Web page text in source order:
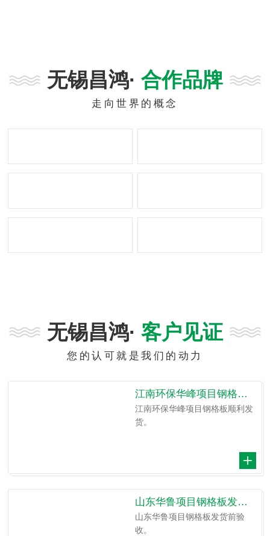
为一家科技驱动的创新公司，依靠
科技创新实现企业转型升级和高质
品领域，产品本身均实现了图纸定
无锡昌鸿· 合作品牌
走向世界的概念
无锡昌鸿· 客户见证
您的认可就是我们的动力
江南环保华峰项目钢格板发货
江南环保华峰项目钢格板顺利发
货。
山东华鲁项目钢格板发货前验收
山东华鲁项目钢格板发货前验
收。